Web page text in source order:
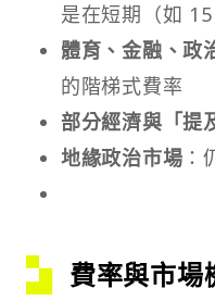
是在短期（如
體育、金融、政
的階梯式費率
部分經濟與「提
地緣政治市場 ：
費率與市場